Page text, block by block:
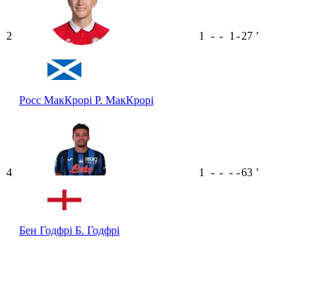
2
Росс МакКрорі Р. МакКрорі
1 - - 1 -27 ʼ
4
Бен Годфрі Б. Годфрі
1 - - - -63 ʼ